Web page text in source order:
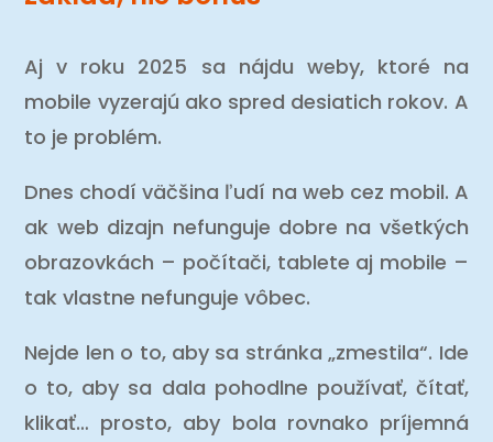
Aj v roku 2025 sa nájdu weby, ktoré na
mobile vyzerajú ako spred desiatich rokov. A
to je problém.
Dnes chodí väčšina ľudí na web cez mobil. A
ak web dizajn nefunguje dobre na všetkých
obrazovkách – počítači, tablete aj mobile –
tak vlastne nefunguje vôbec.
Nejde len o to, aby sa stránka „zmestila“. Ide
o to, aby sa dala pohodlne používať, čítať,
klikať… prosto, aby bola rovnako príjemná